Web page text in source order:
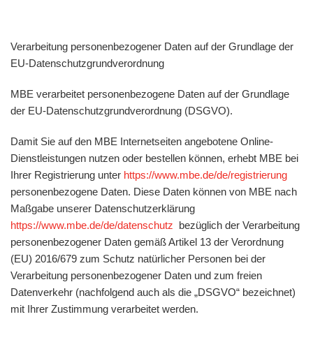
Verarbeitung personenbezogener Daten auf der Grundlage der
EU-Datenschutzgrundverordnung
MBE verarbeitet personenbezogene Daten auf der Grundlage
der EU-Datenschutzgrundverordnung (DSGVO).
Damit Sie auf den MBE Internetseiten angebotene Online-
Dienstleistungen nutzen oder bestellen können, erhebt MBE bei
Ihrer Registrierung unter https://www.mbe.de/de/registrierung
personenbezogene Daten. Diese Daten können von MBE nach
Maßgabe unserer Datenschutzerklärung
https://www.mbe.de/de/datenschutz bezüglich der Verarbeitung
personenbezogener Daten gemäß Artikel 13 der Verordnung
(EU) 2016/679 zum Schutz natürlicher Personen bei der
Verarbeitung personenbezogener Daten und zum freien
Datenverkehr (nachfolgend auch als die „DSGVO“ bezeichnet)
mit Ihrer Zustimmung verarbeitet werden.